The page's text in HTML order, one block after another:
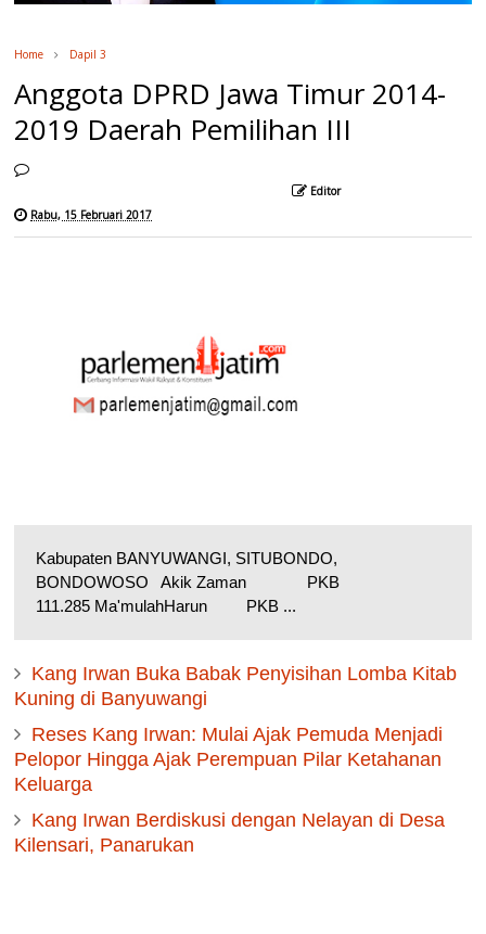
Home Dapil 3
Anggota DPRD Jawa Timur 2014-
2019 Daerah Pemilihan III
Editor
Rabu, 15 Februari 2017
Kabupaten BANYUWANGI, SITUBONDO,
BONDOWOSO Akik Zaman PKB
111.285 Ma'mulahHarun PKB ...
Kang Irwan Buka Babak Penyisihan Lomba Kitab
Kuning di Banyuwangi
Reses Kang Irwan: Mulai Ajak Pemuda Menjadi
Pelopor Hingga Ajak Perempuan Pilar Ketahanan
Keluarga
Kang Irwan Berdiskusi dengan Nelayan di Desa
Kilensari, Panarukan